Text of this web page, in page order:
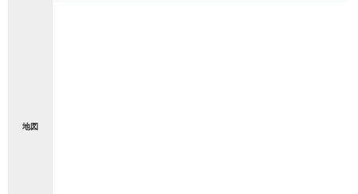
地図